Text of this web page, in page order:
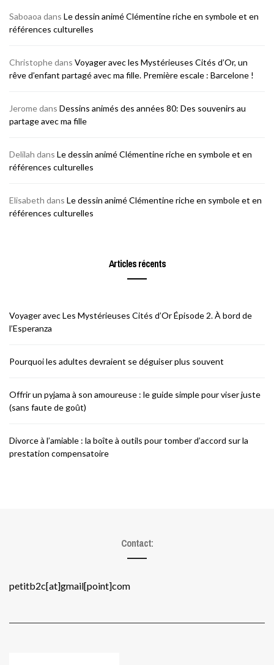
Saboaoa dans Le dessin animé Clémentine riche en symbole et en
références culturelles
Christophedans Voyager avec les Mystérieuses Cités d’Or, un
rêve d’enfant partagé avec ma fille. Première escale : Barcelone !
Jeromedans Dessins animés des années 80: Des souvenirs au
partage avec ma fille
Delilah dans Le dessin animé Clémentine riche en symbole et en
références culturelles
Elisabeth dans Le dessin animé Clémentine riche en symbole et en
références culturelles
Articles récents
Voyager avec Les Mystérieuses Cités d’Or Épisode 2. À bord de
l’Esperanza
Pourquoi les adultes devraient se déguiser plus souvent
Offrir un pyjama à son amoureuse : le guide simple pour viser juste
(sans faute de goût)
Divorce à l’amiable : la boîte à outils pour tomber d’accord sur la
prestation compensatoire
Contact:
petitb2c[at]gmail[point]com